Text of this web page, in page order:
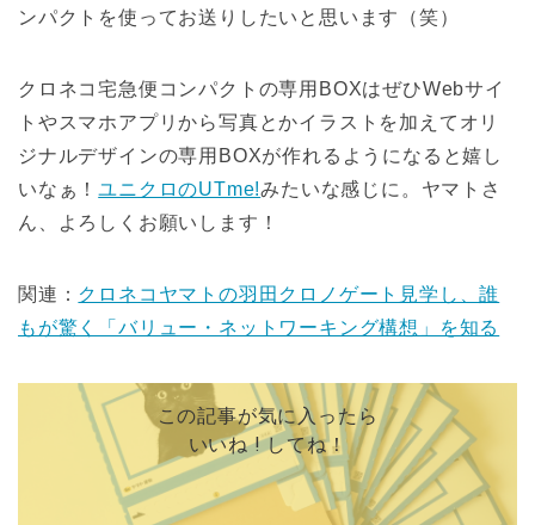
ンパクトを使ってお送りしたいと思います（笑）
クロネコ宅急便コンパクトの専用BOXはぜひWebサイ
トやスマホアプリから写真とかイラストを加えてオリ
ジナルデザインの専用BOXが作れるようになると嬉し
いなぁ！ユニクロのUTme!みたいな感じに。ヤマトさ
ん、よろしくお願いします！
関連： クロネコヤマトの羽田クロノゲート見学し、誰
もが驚く「バリュー・ネットワーキング構想」を知る
この記事が気に入ったら
いいね ! してね！